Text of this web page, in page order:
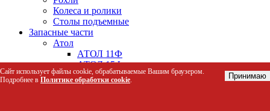
Колеса и ролики
Столы подъемные
Запасные части
Атол
АТОЛ 11Ф
АТОЛ 15Ф
Атол 1Ф
АТОЛ 20Ф
Сайт использует файлы cookie, обрабатываемые Вашим браузером.
Подробнее в Политике обработки cookie. Принимаю